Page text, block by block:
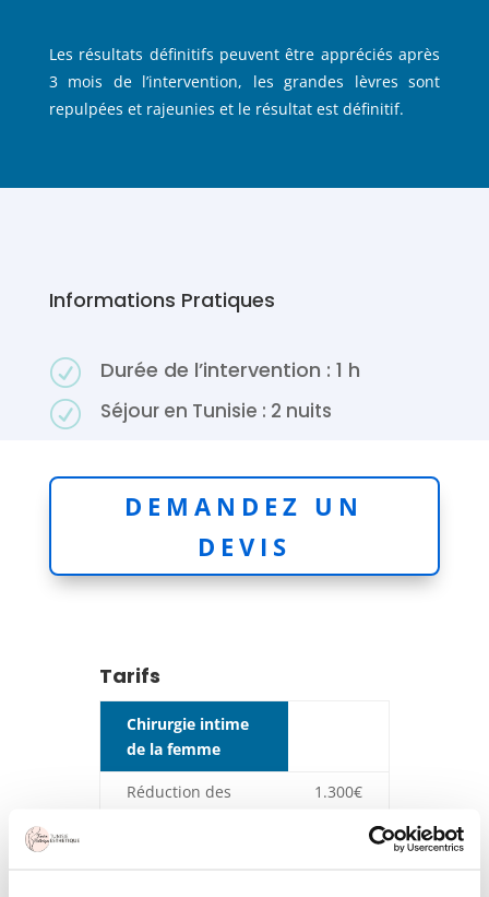
Les résultats définitifs peuvent être appréciés après
3 mois de l’intervention, les grandes lèvres sont
repulpées et rajeunies et le résultat est définitif.
Informations Pratiques
R Durée de l’intervention : 1 h
R Séjour en Tunisie : 2 nuits
DEMANDEZ UN
DEVIS
Tarifs
Chirurgie intime
de la femme
Réduction des
1.300€